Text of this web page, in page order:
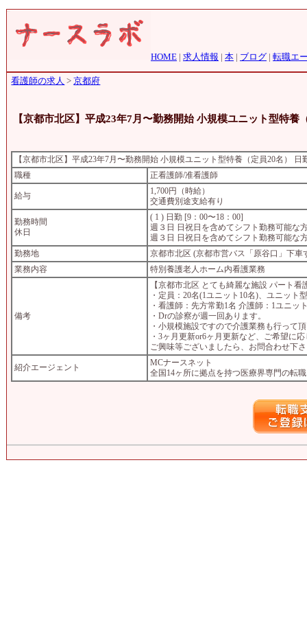
HOME | 求人情報 | 本 | ブログ | 転職エ
看護師の求人 >京都府
【京都市北区】平成23年7月〜勤務開始 小規模ユニット型特
【京都市北区】平成23年7月〜勤務開始 小規模ユニット型特養（定員20名）
職種
正看護師/准看護師
給与
1,700円（時給）
交通費別途支給有り
勤務時間
休日
( 1 ) 日勤 [9：00〜18：00]
週３日 日祝日を含めてシフト勤務可能な
週３日 日祝日を含めてシフト勤務可能な
勤務地
京都市北区 (京都市営バス「原谷口」下車
業務内容
特別養護老人ホーム内看護業務
備考
【京都市北区 とても綺麗な施設 パート看
・定員：20名(1ユニット10名)、ユニット
・看護師：先方常勤1名 介護師：1ユニッ
・Drの診察が週一回あります。
・小規模施設ですので介護業務も行って
・3ヶ月更新or6ヶ月更新など、ご希望に
ご興味等ございましたら、お問合わせ下
紹介エージェント
MCナースネット
全国14ヶ所に拠点を持つ医療界専門の転